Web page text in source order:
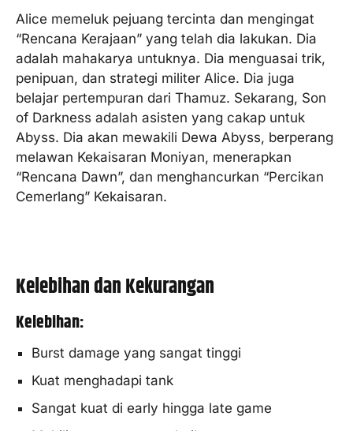
Alice memeluk pejuang tercinta dan mengingat
“Rencana Kerajaan” yang telah dia lakukan. Dia
adalah mahakarya untuknya. Dia menguasai trik,
penipuan, dan strategi militer Alice. Dia juga
belajar pertempuran dari Thamuz. Sekarang, Son
of Darkness adalah asisten yang cakap untuk
Abyss. Dia akan mewakili Dewa Abyss, berperang
melawan Kekaisaran Moniyan, menerapkan
“Rencana Dawn”, dan menghancurkan “Percikan
Cemerlang” Kekaisaran.
Kelebihan dan Kekurangan
Kelebihan:
Burst damage yang sangat tinggi
Kuat menghadapi tank
Sangat kuat di early hingga late game